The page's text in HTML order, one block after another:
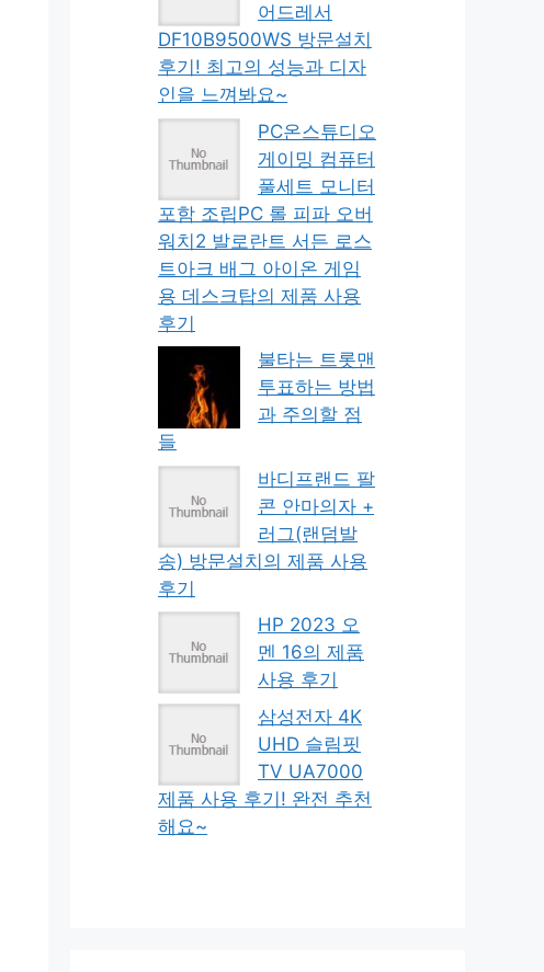
어드레서
DF10B9500WS 방문설치
후기! 최고의 성능과 디자
인을 느껴봐요~
PC온스튜디오
게이밍 컴퓨터
풀세트 모니터
포함 조립PC 롤 피파 오버
워치2 발로란트 서든 로스
트아크 배그 아이온 게임
용 데스크탑의 제품 사용
후기
불타는 트롯맨
투표하는 방법
과 주의할 점
들
바디프랜드 팔
콘 안마의자 +
러그(랜덤발
송) 방문설치의 제품 사용
후기
HP 2023 오
멘 16의 제품
사용 후기
삼성전자 4K
UHD 슬림핏
TV UA7000
제품 사용 후기! 완전 추천
해요~